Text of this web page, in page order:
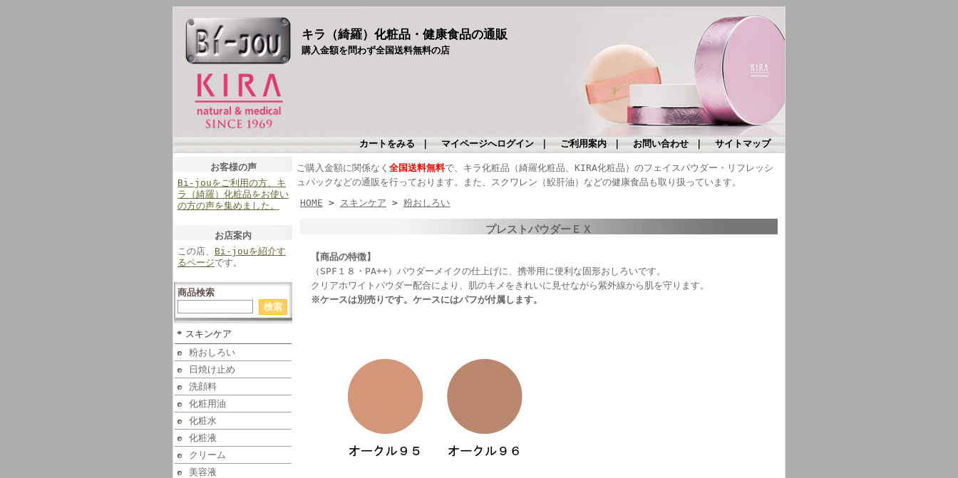
キラ（綺羅）化粧品・健康食品の通販
購入金額を問わず全国送料無料の店
カートをみる マイページへログイン ご利用案内 お問い合わせ サイトマップ
お客様の声
Bi-jouをご利用の方、キ
ラ（綺羅）化粧品をお使い
の方の声を集めました。
お店案内
この店、 Bi-jouを紹介す
るページです。
商品検索
スキンケア
粉おしろい
日焼け止め
洗顔料
化粧用油
化粧水
化粧液
クリーム
美容液
ご購入金額に関係なく 全国送料無料で、キラ化粧品（綺羅化粧品、KIRA化粧品）のフェイスパウダー・リフレッシ
ュパックなどの通販を行っております。また、スクワレン（鮫肝油）などの健康食品も取り扱っています。
HOME > スキンケア > 粉おしろい
プレストパウダーＥＸ
【商品の特徴】
（SPF１８・PA++）パウダーメイクの仕上げに、携帯用に便利な固形おしろいです。
クリアホワイトパウダー配合により、肌のキメをきれいに見せながら紫外線から肌を守ります。
※ケースは別売りです。ケースにはパフが付属します。